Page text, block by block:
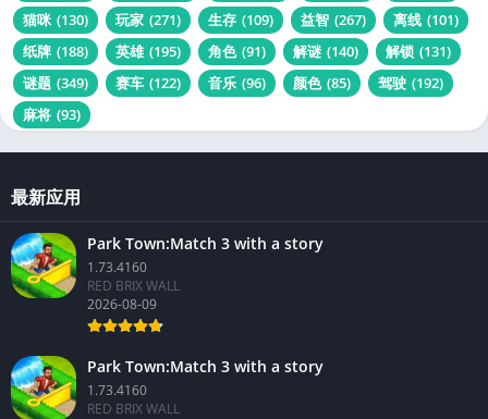
猫咪 (130) 玩家 (271) 生存 (109) 益智 (267) 离线 (101)
纸牌 (188) 英雄 (195) 角色 (91) 解谜 (140) 解锁 (131)
谜题 (349) 赛车 (122) 音乐 (96) 颜色 (85) 驾驶 (192)
麻将 (93)
最新应用
Park Town:Match 3 with a story
1.73.4160
RED BRIX WALL
2026-08-09
Park Town:Match 3 with a story
1.73.4160
RED BRIX WALL